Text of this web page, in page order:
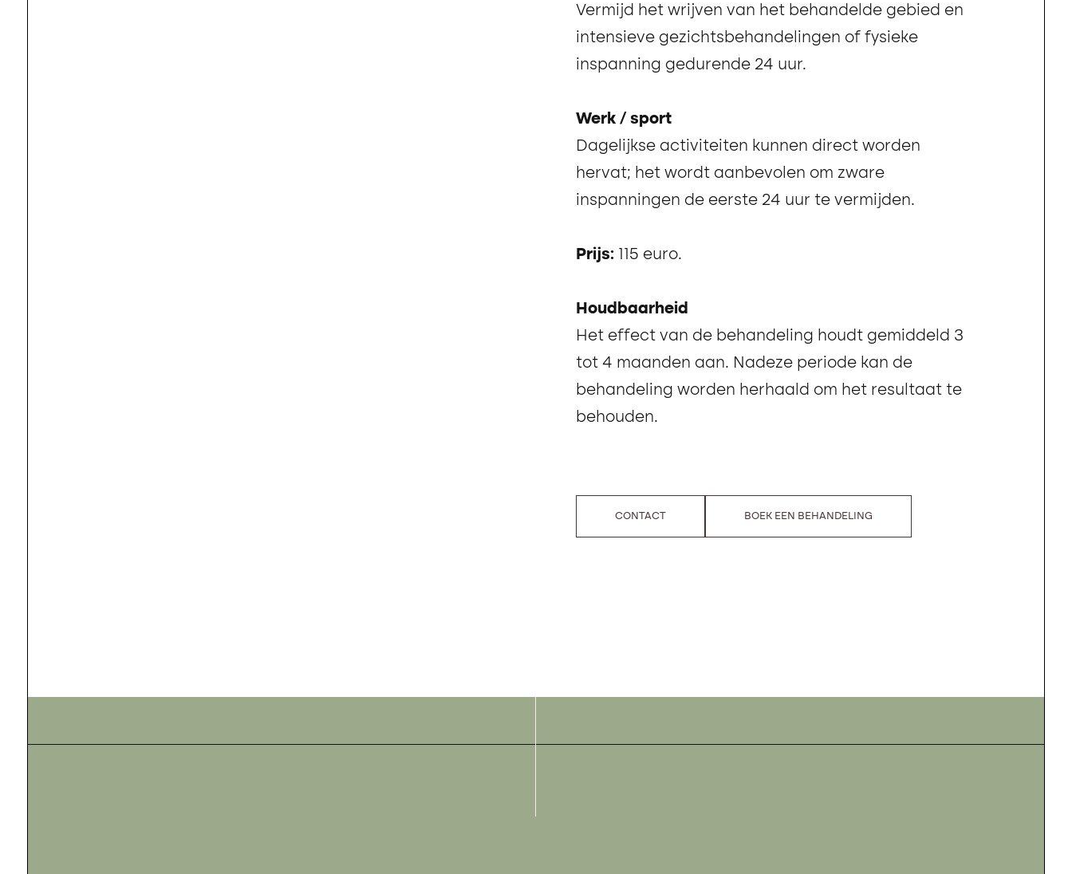
Vermijd het wrijven van het behandelde gebied en
intensieve gezichtsbehandelingen of fysieke
inspanning gedurende 24 uur.
Werk / sport
Dagelijkse activiteiten kunnen direct worden
hervat; het wordt aanbevolen om zware
inspanningen de eerste 24 uur te vermijden.
Prijs:115 euro.
Houdbaarheid
Het effect van de behandeling houdt gemiddeld 3
tot 4 maanden aan. Nadeze periode kan de
behandeling worden herhaald om het resultaat te
behouden.
CONTACT BOEK EEN BEHANDELING